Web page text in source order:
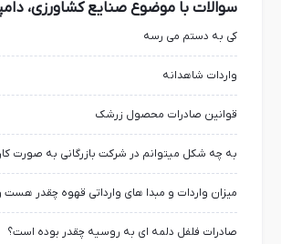
سوالات با موضوع صنایع کشاورزی،
کی به دستم می رسه
واردات شاهدانه
قوانین صادرات محصول زرشک
صادرات فلفل دلمه ای به روسیه چقدر بوده است؟